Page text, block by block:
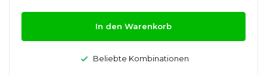
In den Warenkorb
Beliebte Kombinationen